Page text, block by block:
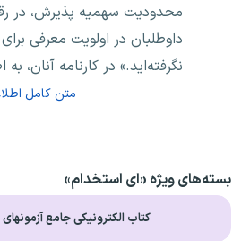
محدودیت سهمیه پذیرش، در
داوطلبان در اولویت معرفی
نگرفته‌‌اید.» در کارنامه آنان،
متن کامل
بسته‌های ویژه «ای استخدام»
کتاب الکترونیکی جامع